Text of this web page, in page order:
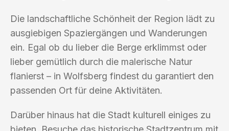
Die landschaftliche Schönheit der Region lädt zu
ausgiebigen Spaziergängen und Wanderungen
ein. Egal ob du lieber die Berge erklimmst oder
lieber gemütlich durch die malerische Natur
flanierst – in Wolfsberg findest du garantiert den
passenden Ort für deine Aktivitäten.
Darüber hinaus hat die Stadt kulturell einiges zu